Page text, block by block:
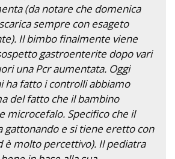
(da notare che domenica
sempre con esageto
Il bimbo finalmente viene
gastroenterite dopo vari
una Pcr aumentata. Oggi
ha fatto i controlli abbiamo
del fatto che il bambino
microcefalo. Specifico che il
gattonando e si tiene eretto con
è molto percettivo). Il pediatra